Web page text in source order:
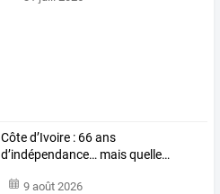
Côted’Ivoire : 66ans
d’indépendance… maisquelle…
9 août 2026